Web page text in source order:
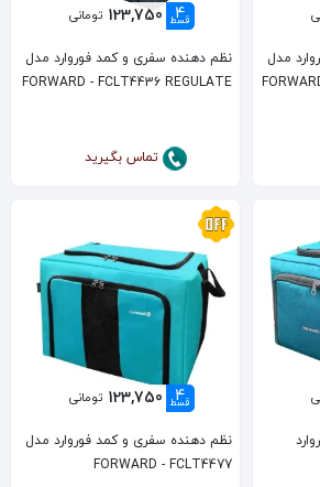
مدل
4
قسط 123,750 تومانی
نظم دهنده سفری و کمد فوروارد مدل
FORWARD - FCLT4436 REGULATE
تماس بگیرید
4
قسط 123,750 تومانی
نظم دهنده سفری و کمد فوروارد مدل
FORWARD - FCLT4477